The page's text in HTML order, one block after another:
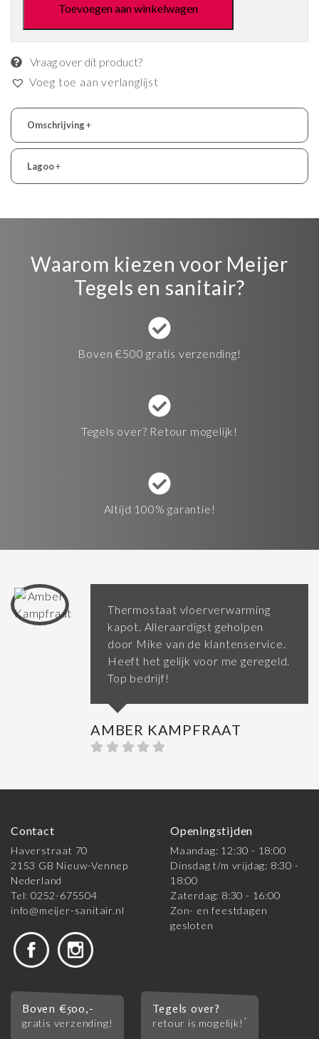
Toevoegen aan winkelwagen
Vraag over dit product?
Voeg toe aan verlanglijst
Omschrijving+
Lagoo+
Waarom kiezen voor Meijer
Tegels en sanitair?
Boven €500 gratis verzending!
Tegels over? Retour mogelijk!
Altijd 100% garantie!
Thermostaat vloerverwarming
kapot. Alleraardigst geholpen
door Mike van de klantenservice.
Heeft het gelijk voor me geregeld.
Top bedrijf!
AMBER KAMPFRAAT
Contact
Haverstraat 70
2153 GB Nieuw-Vennep
Nederland
Tel: 0252-675504
info@meijer-sanitair.nl
Openingstijden
Maandag: 12:30 - 18:00
Dinsdag t/m vrijdag: 8:30 -
18:00
Zaterdag: 8:30 - 16:00
Zon- en feestdagen
gesloten
Boven €500,-
gratis verzending!
Tegels over?
retour is mogelijk! *